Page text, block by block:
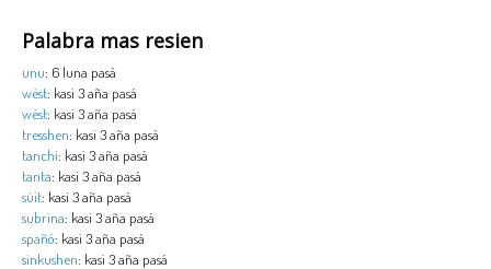
Palabra mas resien
unu: 6 luna pasá
wèst: kasi 3 aña pasá
wèst: kasi 3 aña pasá
tresshen: kasi 3 aña pasá
tanchi: kasi 3 aña pasá
tanta: kasi 3 aña pasá
sùit: kasi 3 aña pasá
subrina: kasi 3 aña pasá
spañó: kasi 3 aña pasá
sinkushen: kasi 3 aña pasá